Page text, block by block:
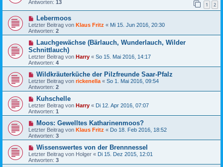
Antworten: 13 1 2
Lebermoos
Letzter Beitrag von Klaus Fritz « Mi 15. Jun 2016, 20:30
Antworten: 2
Lauchgewächse (Bärlauch, Wunderlauch, Wilder
Schnittlauch)
Letzter Beitrag von Harry « So 15. Mai 2016, 14:17
Antworten: 4
Wildkräuterküche der Pilzfreunde Saar-Pfalz
Letzter Beitrag von rickenella « So 1. Mai 2016, 09:54
Antworten: 2
Kuhschelle
Letzter Beitrag von Harry « Di 12. Apr 2016, 07:07
Antworten: 1
Moos: Gewelltes Katharinenmoos?
Letzter Beitrag von Klaus Fritz « Do 18. Feb 2016, 18:52
Antworten: 3
Wissenswertes von der Brennnessel
Letzter Beitrag von Holger « Di 15. Dez 2015, 12:01
Antworten: 3